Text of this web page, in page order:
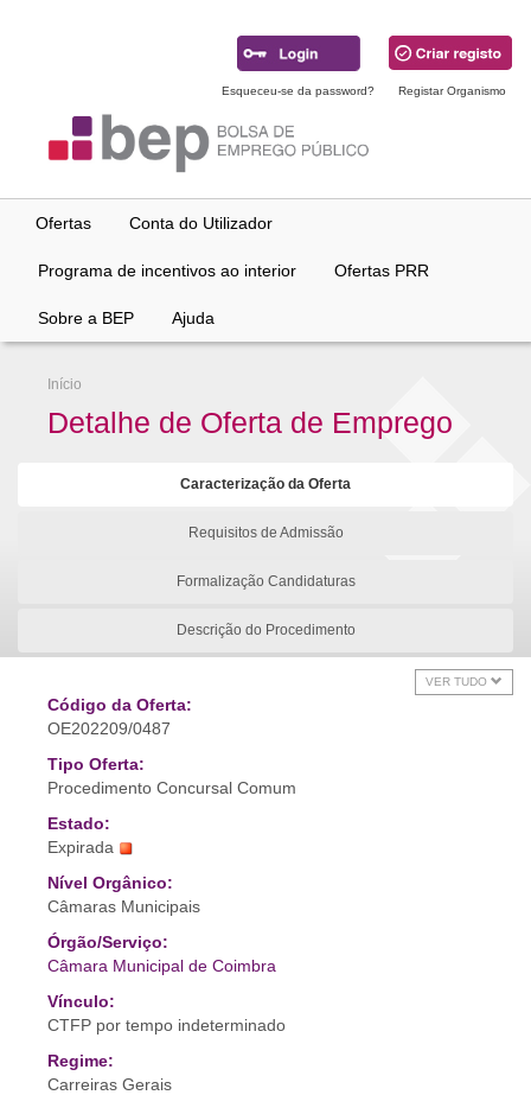
Esqueceu-se da password? Registar Organismo
Ofertas Conta do Utilizador
Programa de incentivos ao interior Ofertas PRR
Sobre a BEP Ajuda
Início
Detalhe de Oferta de Emprego
Caracterização da Oferta
Requisitos de Admissão
Formalização Candidaturas
Descrição do Procedimento
VER TUDO
Código da Oferta:
OE202209/0487
Tipo Oferta:
Procedimento Concursal Comum
Estado:
Expirada
Nível Orgânico:
Câmaras Municipais
Órgão/Serviço:
Câmara Municipal de Coimbra
Vínculo:
CTFP por tempo indeterminado
Regime:
Carreiras Gerais